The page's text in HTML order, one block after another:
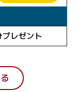
レゼント